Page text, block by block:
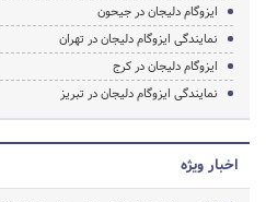
ایزوگام دلیجان در جیحون
نمایندگی ایزوگام دلیجان در تهران
ایزوگام دلیجان در کرج
نمایندگی ایزوگام دلیجان در تبریز
اخبار ویژه